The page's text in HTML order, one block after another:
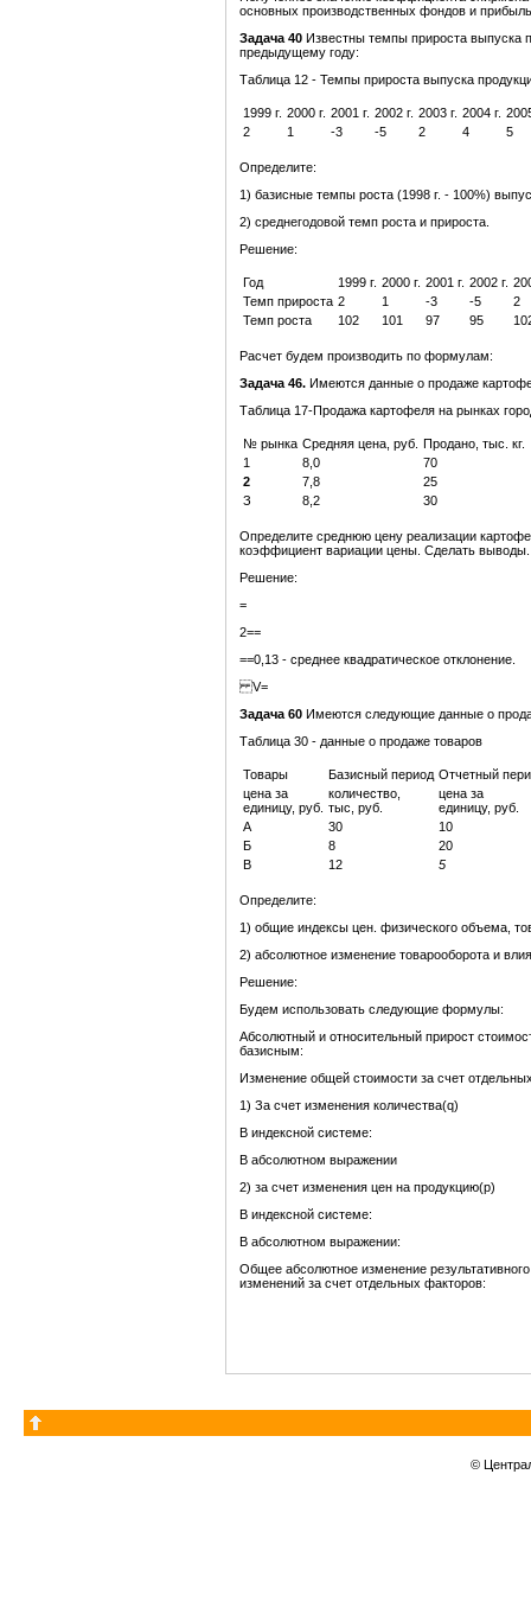
основных производственных фондов и
Задача 40 Известны темпы прироста выпуска
предыдущему году:
Таблица 12 - Темпы прироста выпуска
1999 г. 2000 г. 2001 г. 2002 г. 2003 г. 2004 г.
2
1 -3 -5 2 4 5
Определите:
1) базисные темпы роста (1998 г. - 100%)
2) среднегодовой темп роста и прироста.
Решение:
Год 1999 г. 2000 г. 2001 г. 2002 г.
Темп прироста 2 1 -3 -5
2
Темп роста
102 101 97 95
Расчет будем производить по формулам:
Задача 46. Имеются данные о продаже
Таблица 17-Продажа картофеля на рынках
№ рынка Средняя цена, руб. Продано, тыс. кг.
1
8,0
70
2
7,8
25
З
8,2 30
Определите среднюю цену реализации
коэффициент вариации цены. Сделать выводы.
Решение:
=
2==
==0,13 - среднее квадратическое отклонение.
V=
Задача 60 Имеются следующие данные о
Таблица 30 - данные о продаже товаров
Товары Базисный период Отчетный
цена за
единицу, руб.
количество,
тыс, руб.
цена за
единицу, руб.
А
30
10
Б
8
20
В
12 5
Определите:
1) общие индексы цен. физического объема,
2) абсолютное изменение товарооборота и
Решение:
Будем использовать следующие формулы:
Абсолютный и относительный прирост
базисным:
Изменение общей стоимости за счет
1) За счет изменения количества(q)
В индексной системе:
В абсолютном выражении
2) за счет изменения цен на продукцию(p)
В индексной системе:
В абсолютном выражении:
Общее абсолютное изменение
изменений за счет отдельных факторов:
©